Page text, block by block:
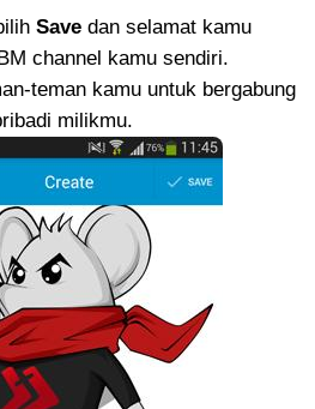
Save dan selamat kamu
channel kamu sendiri.
teman kamu untuk bergabung
milikmu.